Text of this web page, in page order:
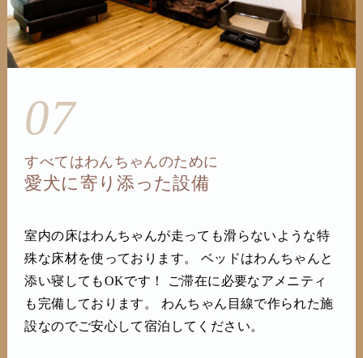
07
すべてはわんちゃんのために
愛犬に寄り添った設備
室内の床はわんちゃんが走っても滑らないような特
殊な床材を使っております。 ベッドはわんちゃんと
添い寝してもOKです！ ご滞在に必要なアメニティ
も完備しております。 わんちゃん目線で作られた施
設なのでご安心して宿泊してください。